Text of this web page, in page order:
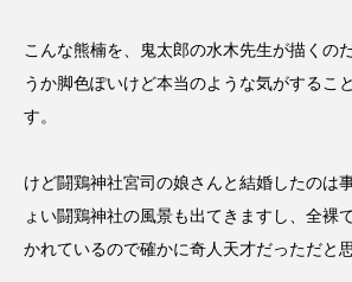
こんな熊楠を、鬼太郎の水木先生が描くの
うか脚色ぽいけど本当のような気がするこ
す。
けど闘鶏神社宮司の娘さんと結婚したのは
ょい闘鶏神社の風景も出てきますし、全裸
かれているので確かに奇人天才だっただと思